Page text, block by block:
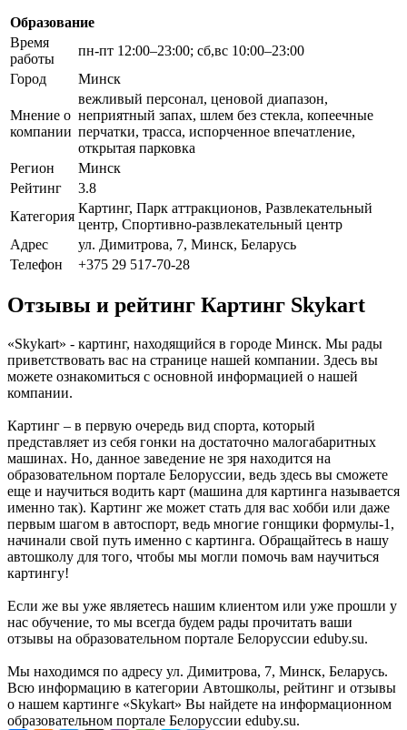
Образование
Время
работы
пн-пт 12:00–23:00; сб,вс 10:00–23:00
Город
Минск
Мнение о
компании
вежливый персонал, ценовой диапазон,
неприятный запах, шлем без стекла, копеечные
перчатки, трасса, испорченное впечатление,
открытая парковка
Регион
Минск
Рейтинг
3.8
Категория
Картинг, Парк аттракционов, Развлекательный
центр, Спортивно-развлекательный центр
Адрес
ул. Димитрова, 7, Минск, Беларусь
Телефон
+375 29 517-70-28
Отзывы и рейтинг Картинг Skykart
«Skykart» - картинг, находящийся в городе Минск. Мы рады
приветствовать вас на странице нашей компании. Здесь вы
можете ознакомиться с основной информацией о нашей
компании.
Картинг – в первую очередь вид спорта, который
представляет из себя гонки на достаточно малогабаритных
машинах. Но, данное заведение не зря находится на
образовательном портале Белоруссии, ведь здесь вы сможете
еще и научиться водить карт (машина для картинга называется
именно так). Картинг же может стать для вас хобби или даже
первым шагом в автоспорт, ведь многие гонщики формулы-1,
начинали свой путь именно с картинга. Обращайтесь в нашу
автошколу для того, чтобы мы могли помочь вам научиться
картингу!
Если же вы уже являетесь нашим клиентом или уже прошли у
нас обучение, то мы всегда будем рады прочитать ваши
отзывы на образовательном портале Белоруссии eduby.su.
Мы находимся по адресу ул. Димитрова, 7, Минск, Беларусь.
Всю информацию в категории Автошколы, рейтинг и отзывы
о нашем картинге «Skykart» Вы найдете на информационном
образовательном портале Белоруссии eduby.su.